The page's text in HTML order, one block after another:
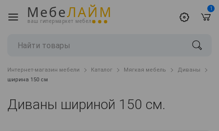
МебеЛАЙМ
ваш гипермаркет мебели
1
Интернет-магазин мебели Каталог Мягкая мебель
Диваны
ширина 150 см
Диваны шириной 150 см.